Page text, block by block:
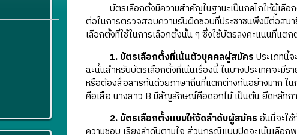
บัตรเลือกตั้งมีความสำคัญในฐานะเป็นกลไกให้ผู้เลือ
ต่อในการตรวจสอบความรับผิดชอบที่ประชาชนพึงมีต่อสม
เลือกตั้งที่ใช้ในการเลือกตั้งนั้น ๆ ซึ่งใช้บัตรลงคะแนนที่แ
1. บัตรเลือกตั้งที่เน้นตัวบุคคลผู้สมัคร ประเภทนี้
ฉะนั้นสำหรับบัตรเลือกตั้งที่เน้นเรื่องนี้ ในบางประเทศจะ
หรือต้องสื่อสารกันด้วยภาษาถิ่นที่แตกต่างกันอย่างมาก
คือเสือ นางสาว B มีสัญลักษณ์คือดอกไม้ เป็นต้น ยึดหลักก
2. บัตรเลือกตั้งแบบให้จัดลำดับผู้สมัคร อันนี้จะใ
ความชอบ เรียงลำดับตามใจ ส่วนกรณีแบบปิดจะเน้นเลือ